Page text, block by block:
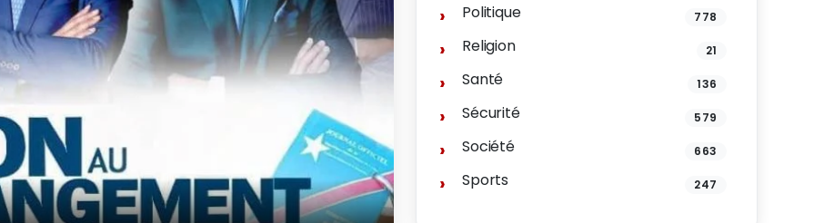
Politique 778
Religion 21
Santé 136
Sécurité 579
Société 663
Sports 247